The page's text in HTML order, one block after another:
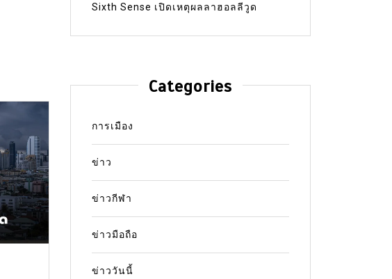
Sixth Sense เปิดเหตุผลลาฮอลลีวูด
Categories
การเมือง
ข่าว
ข่าวกีฬา
ข่าวมือถือ
ข่าววันนี้